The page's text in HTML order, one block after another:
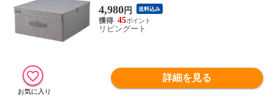
0cm （ 収納ケース 衣装ケース 取っ手付き
クローゼット 収納 Fits 天馬 フィッツ フタ
付き 布製 衣類 小物 折りたたみ コンパク
4,980円 送料込み
45
リビングート
詳細を見る